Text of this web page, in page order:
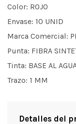
Color: ROJO
Envase: 10 UNID
Marca Comercial:
Punta: FIBRA
Tinta: BASE AL
Trazo: 1 MM
Detalles del